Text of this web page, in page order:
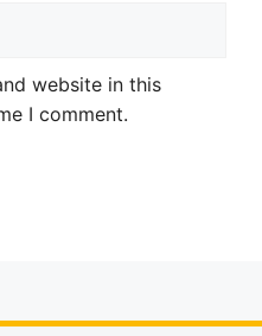
website in this
I comment.